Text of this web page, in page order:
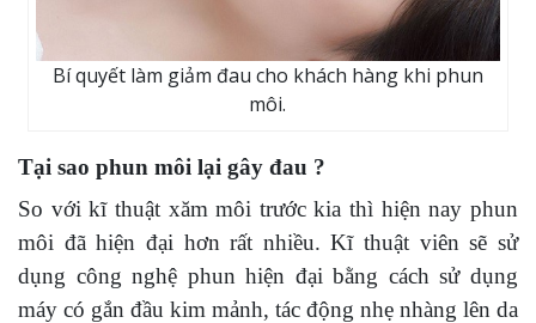
Bí quyết làm giảm đau cho khách hàng khi phun
môi.
Tại sao phun môi lại gây đau ?
So với kĩ thuật xăm môi trước kia thì hiện nay phun
môi đã hiện đại hơn rất nhiều. Kĩ thuật viên sẽ sử
dụng công nghệ phun hiện đại bằng cách sử dụng
máy có gắn đầu kim mảnh, tác động nhẹ nhàng lên da